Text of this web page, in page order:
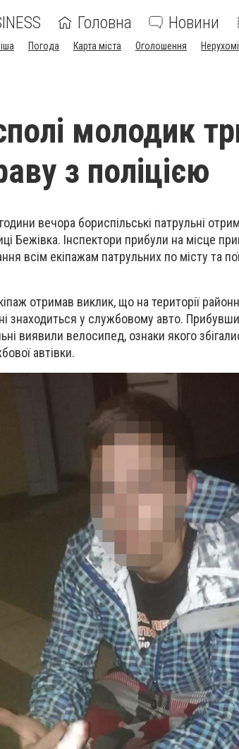
Головна Новини
Погода Карта міста Оголошення
молодик
з поліцією
вечора бориспільські патрульні
Бежівка. Інспектори прибули на місце
всім екіпажам патрульних по місту та
отримав виклик, що на території
знаходиться у службовому авто.
виявили велосипед, ознаки якого
автівки.